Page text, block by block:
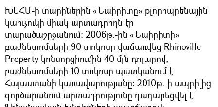
ԽՍՀՄ-ի տարիներին «Նաիրիտը» քլորոպրենային
կաուչուկի միակ արտադրողն էր
տարածաշրջանում։ 2006թ.-ին «Նաիրիտի»
բաժնետոմսերի 90 տոկոսը վաճառվեց Rhinoville
Property կոնսորցիումին 40 մլն դոլարով,
բաժնետոմսերի 10 տոկոսը պատկանում է
Հայաստանի կառավարությանը։ 2010թ.-ի ապրիլից
գործարանում արտադրությունը դադարեցվել է